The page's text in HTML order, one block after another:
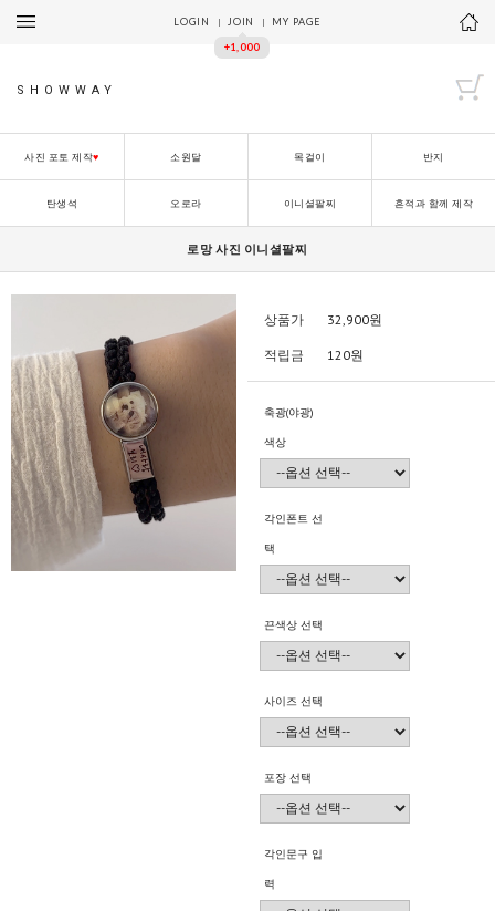
LOGIN JOIN
+1,000
MY PAGE
SHOWWAY
사진 포토 제작♥ 소원달 목걸이 반지
탄생석 오로라 이니셜팔찌 흔적과 함께 제작
로망 사진 이니셜팔찌
상품가 32,900원
적립금 120원
축광(야광)
색상
각인폰트 선
택
끈색상 선택
사이즈 선택
포장 선택
각인문구 입
력